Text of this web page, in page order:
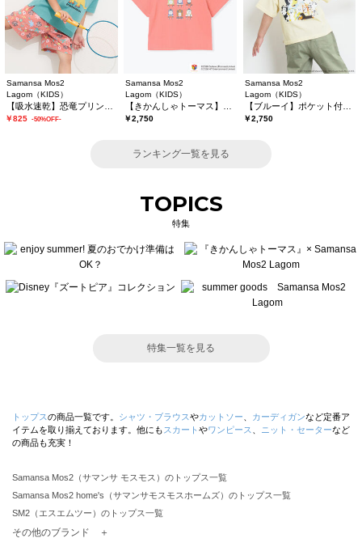
Samansa Mos2
Lagom（KIDS）
￥825 -50%OFF-
Samansa Mos2
Lagom（KIDS）
￥2,750
Samansa Mos2
Lagom（KIDS）
【ブルーイ】ポケット付きプリントTシャツ
￥2,750
ランキング一覧を見る
TOPICS
特集
特集一覧を見る
トップスの商品一覧です。 シャツ・ブラウスやカットソー カーディガンなど定番ア
イテムを取り揃えております。他にも スカート やワンピース ニット・セーターなど
の商品も充実！
Samansa Mos2（サマンサ モスモス）のトップス一覧
Samansa Mos2 home's（サマンサモスモスホームズ）のトップス一覧
SM2（エスエムツー）のトップス一覧
TSUHARU by Samansa Mos2（ツハルバイサマンサモスモス）のトップス一覧
その他のブランド ＋